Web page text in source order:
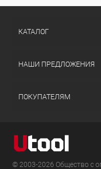
КАТАЛОГ
НАШИ ПРЕДЛОЖЕНИЯ
ПОКУПАТЕЛЯМ
© 2003-2026 Общество с